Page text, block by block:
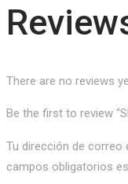
There are no reviews
Be the first to review
Tu dirección de correo
campos obligatorios